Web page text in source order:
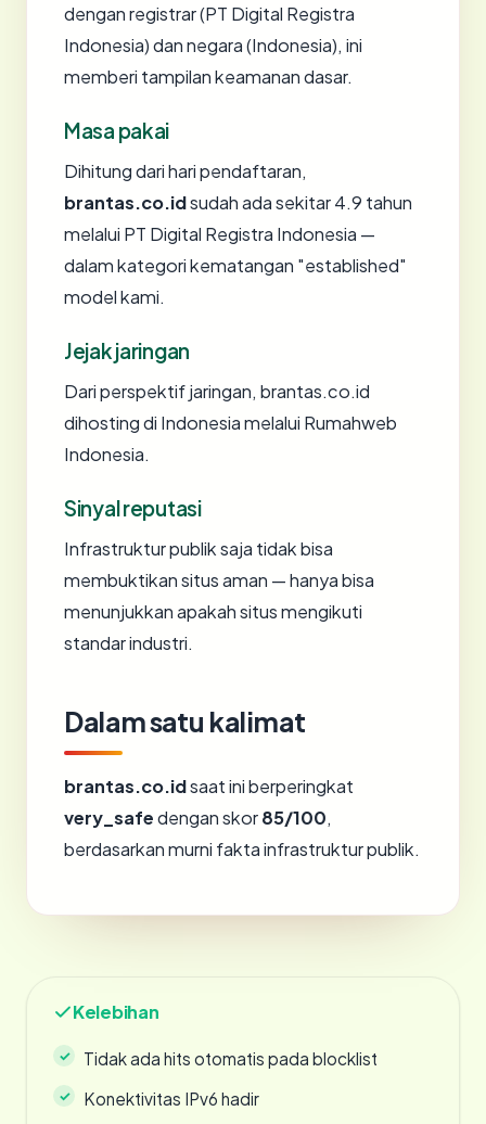
dengan registrar (PT Digital Registra
Indonesia) dan negara (Indonesia), ini
memberi tampilan keamanan dasar.
Masa pakai
Dihitung dari hari pendaftaran,
brantas.co.idsudah ada sekitar 4.9 tahun
melalui PT Digital Registra Indonesia —
dalam kategori kematangan "established"
model kami.
Jejak jaringan
Dari perspektif jaringan, brantas.co.id
dihosting di Indonesia melalui Rumahweb
Indonesia.
Sinyal reputasi
Infrastruktur publik saja tidak bisa
membuktikan situs aman — hanya bisa
menunjukkan apakah situs mengikuti
standar industri.
Dalam satu kalimat
brantas.co.idsaat ini berperingkat
very_safedengan skor85/100,
berdasarkan murni fakta infrastruktur publik.
Kelebihan
Tidak ada hits otomatis pada blocklist
Konektivitas IPv6 hadir